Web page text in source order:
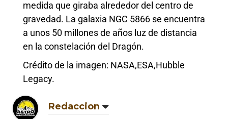
medida que giraba alrededor del centro de
gravedad. La galaxia NGC 5866 se encuentra
a unos 50 millones de años luz de distancia
en la constelación del Dragón.
Crédito de la imagen: NASA,ESA,Hubble
Legacy.
Redaccion